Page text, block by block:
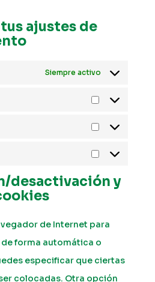
ajustes de
Siempre activo
desactivación y
de Internet para
forma automática o
especificar que ciertas
colocadas. Otra opción